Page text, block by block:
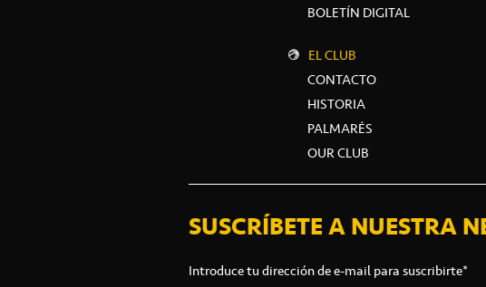
BOLETÍN DIGITAL
EL CLUB
CONTACTO
HISTORIA
PALMARÉS
OUR CLUB
SUSCRÍBETE A NUESTRA
Introduce tu dirección de e-mail para suscribirte*